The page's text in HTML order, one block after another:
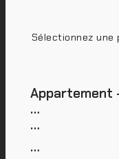
Sélectionnez une
Appartement
…
…
…